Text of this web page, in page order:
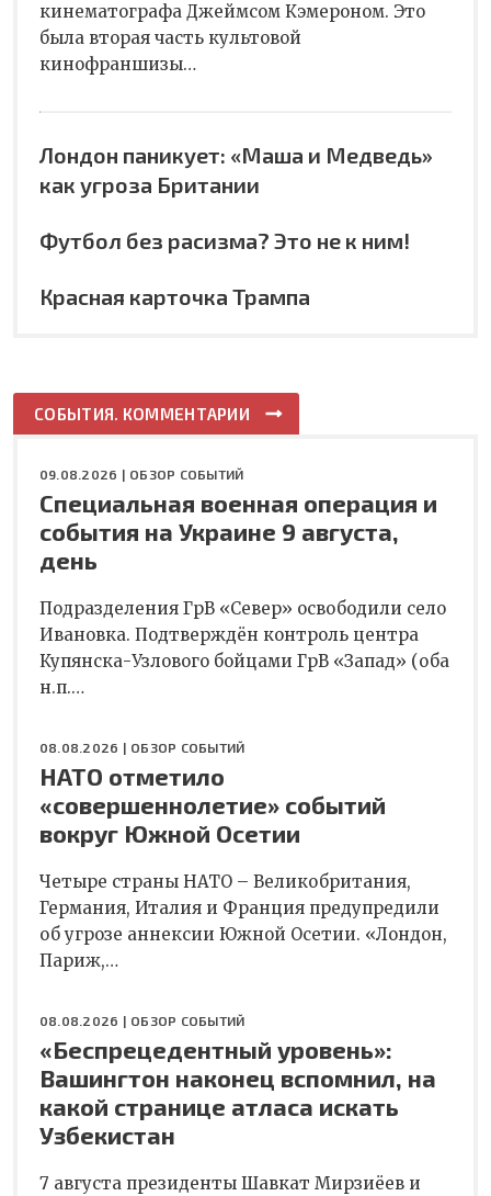
кинематографа Джеймсом Кэмероном. Это
была вторая часть культовой
кинофраншизы…
Лондон паникует: «Маша и Медведь»
как угроза Британии
Футбол без расизма? Это не к ним!
Красная карточка Трампа
СОБЫТИЯ. КОММЕНТАРИИ
09.08.2026 | ОБЗОР СОБЫТИЙ
Специальная военная операция и
события на Украине 9 августа,
день
Подразделения ГрВ «Север» освободили село
Ивановка. Подтверждён контроль центра
Купянска-Узлового бойцами ГрВ «Запад» (оба
н.п.…
08.08.2026 | ОБЗОР СОБЫТИЙ
НАТО отметило
«совершеннолетие» событий
вокруг Южной Осетии
Четыре страны НАТО – Великобритания,
Германия, Италия и Франция предупредили
об угрозе аннексии Южной Осетии. «Лондон,
Париж,…
08.08.2026 | ОБЗОР СОБЫТИЙ
«Беспрецедентный уровень»:
Вашингтон наконец вспомнил, на
какой странице атласа искать
Узбекистан
7 августа президенты Шавкат Мирзиёев и